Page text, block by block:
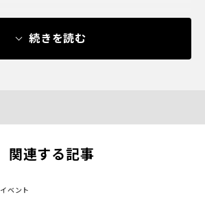
続きを読む
関連する記事
イベント